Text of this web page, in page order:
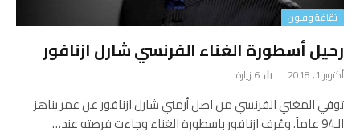
ثقافة وفنون
رحيل أسطورة الغناء الفرنسي شارل ازنافور
أكتوبر 1, 2018 6 زيارة
توفي المغني الفرنسي من اصل أرمني شارل ازنافور عن عمر يناهز
الـ94 عاماً. وعُرف ازنافور باسطورة الغناء وجاءت فرصته عند…